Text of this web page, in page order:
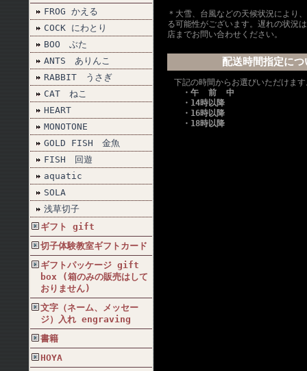
FROG かえる
COCK にわとり
BOO ぶた
ANTS ありんこ
RABBIT うさぎ
CAT ねこ
HEART
MONOTONE
GOLD FISH 金魚
FISH 回遊
aquatic
SOLA
浅草切子
ギフト gift
切子体験教室ギフトカード
ギフトパッケージ gift
box (箱のみの販売はして
おりません)
文字（ネーム、メッセー
ジ）入れ engraving
書籍
HOYA
＊大雪、台風などの天候状況により
る可能性がございます。遅れの状況
店までお問い合わせください。
配送時間指定につ
下記の時間からお選びいただけま
・午 前 中
・14時以降
・16時以降
・18時以降